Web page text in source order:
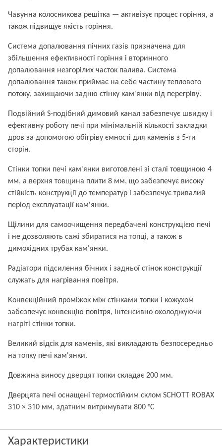
Чавунна колосникова решітка — активізує процес горіння, а
також підвищує якість горіння.
Система допалювання пічних газів призначена для
збільшення ефективності горіння і вторинного
допалювання незгорілих часток палива. Система
допалювання також приймає на себе частину теплового
потоку, захищаючи задню стінку кам'янки від перегріву.
Подвійний S-подібний димовий канал забезпечує швидку і
ефективну роботу печі при мінімальній кількості закладки
дров за допомогою обігріву ємності для каменів з 5-ти
сторін.
Стінки топки печі кам'янки виготовлені зі сталі товщиною 4
мм, а верхня товщина плити 8 мм, що забезпечує високу
стійкість конструкції до температур і забезпечує тривалий
період експлуатації кам'янки.
Щілини для самоочищення передбачені конструкцією печі
і не дозволяють сажі збиратися на топці, а також в
димохідних трубах кам'янки.
Радіатори підсилення бічних і задньої стінок конструкції
служать для нагрівання повітря.
Конвекційний проміжок між стінками топки і кожухом
забезпечує конвекцію повітря, інтенсивно охолоджуючи
нагріті стінки топки.
Великий відсік для каменів, які викладають безпосередньо
на топку печі кам'янки.
Довжина виносу дверцят топки складає 200 мм.
Дверцята печі оснащені термостійким склом SCHOTT ROBAX
310 × 310 мм, здатним витримувати 800 °С
Характеристики